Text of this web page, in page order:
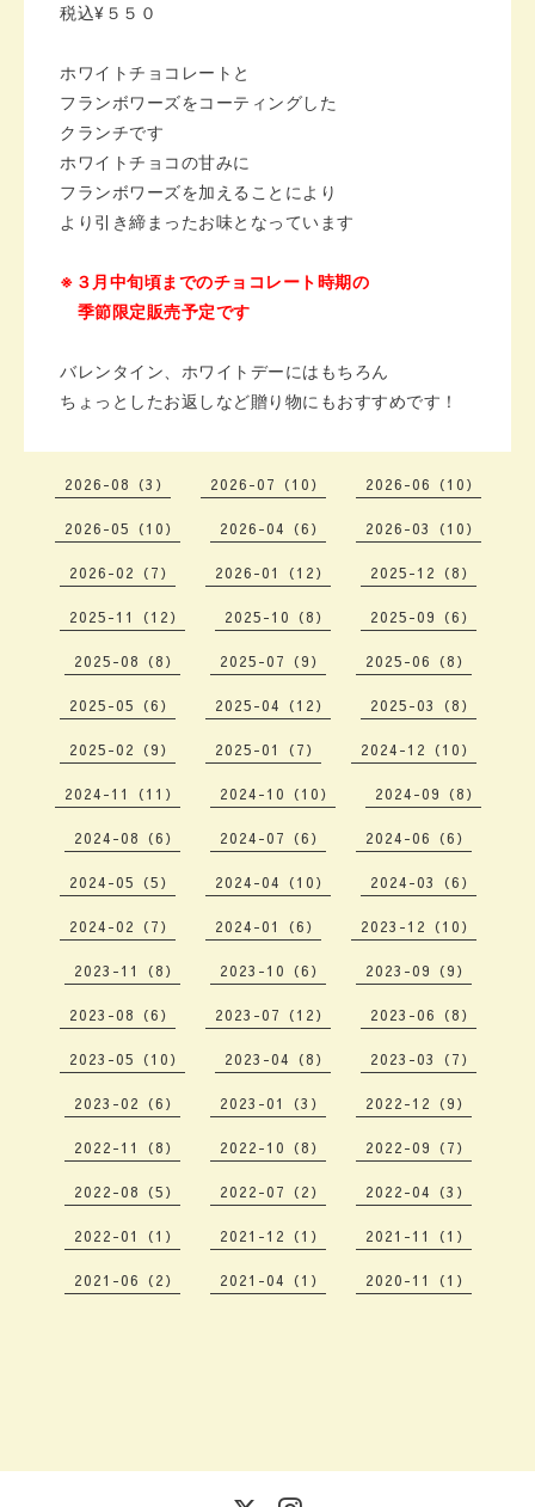
税込¥５５０
ホワイトチョコレートと
フランボワーズをコーティングした
クランチです
ホワイトチョコの甘みに
フランボワーズを加えることにより
より引き締まったお味となっています
※３月中旬頃までのチョコレート時期の
季節限定販売予定です
バレンタイン、ホワイトデーにはもちろん
ちょっとしたお返しなど贈り物にもおすすめです！
2026-08（3） 2026-07（10） 2026-06（10）
2026-05（10） 2026-04（6） 2026-03（10）
2026-02（7） 2026-01（12） 2025-12（8）
2025-11（12） 2025-10（8） 2025-09（6）
2025-08（8） 2025-07（9） 2025-06（8）
2025-05（6） 2025-04（12） 2025-03（8）
2025-02（9） 2025-01（7） 2024-12（10）
2024-11（11） 2024-10（10） 2024-09（8）
2024-08（6） 2024-07（6） 2024-06（6）
2024-05（5） 2024-04（10） 2024-03（6）
2024-02（7） 2024-01（6） 2023-12（10）
2023-11（8） 2023-10（6） 2023-09（9）
2023-08（6） 2023-07（12） 2023-06（8）
2023-05（10） 2023-04（8） 2023-03（7）
2023-02（6） 2023-01（3） 2022-12（9）
2022-11（8） 2022-10（8） 2022-09（7）
2022-08（5） 2022-07（2） 2022-04（3）
2022-01（1） 2021-12（1） 2021-11（1）
2021-06（2） 2021-04（1） 2020-11（1）